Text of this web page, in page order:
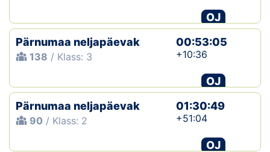
OJ
Pärnumaa neljapäevak
138 / Klass: 3
00:53:05
+10:36
OJ
Pärnumaa neljapäevak
90 / Klass: 2
01:30:49
+51:04
OJ